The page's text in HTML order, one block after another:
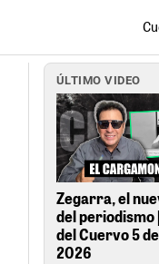
ÚLTIMO VIDEO
Zegarra, el
del periodismo
del Cuervo 5
2026